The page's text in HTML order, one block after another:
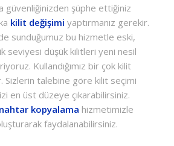
güvenliğinizden şüphe ettiğiniz
kilit değişimi yaptırmanız gerekir.
sunduğumuz bu hizmetle eski,
seviyesi düşük kilitleri yeni nesil
Kullandığımız bir çok kilit
Sizlerin talebine göre kilit seçimi
en üst düzeye çıkarabilirsiniz.
kopyalama hizmetimizle
faydalanabilirsiniz.